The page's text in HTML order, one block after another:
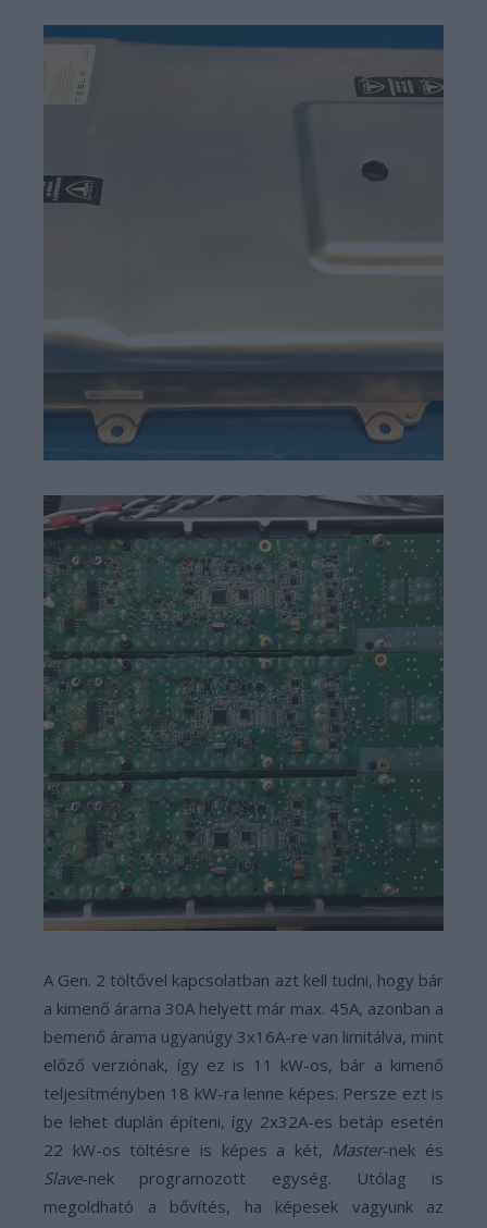
A Gen. 2 töltővel kapcsolatban azt kell tudni, hogy bár
a kimenő árama 30A helyett már max. 45A, azonban a
bemenő árama ugyanúgy 3x16A-re van limitálva, mint
előző verziónak, így ez is 11 kW-os, bár a kimenő
teljesítményben 18 kW-ra lenne képes. Persze ezt is
be lehet duplán építeni, így 2x32A-es betáp esetén
22 kW-os töltésre is képes a két, Master-nek és
Slave-nek programozott egység. Utólag is
megoldható a bővítés, ha képesek vagyunk az